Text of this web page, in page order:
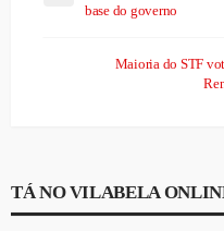
base do governo
Maioria do STF
TÁ NO VILABELA